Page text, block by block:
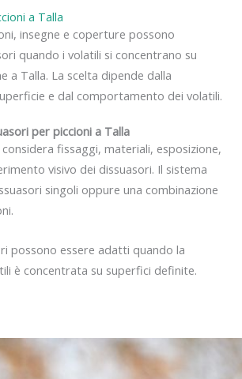
a Talla
insegne e coperture possono
quando i volatili si concentrano su
a Talla. La scelta dipende dalla
e dal comportamento dei volatili.
per piccioni a Talla
fissaggi, materiali, esposizione,
visivo dei dissuasori. Il sistema
singoli oppure una combinazione
possono essere adatti quando la
è concentrata su superfici definite.